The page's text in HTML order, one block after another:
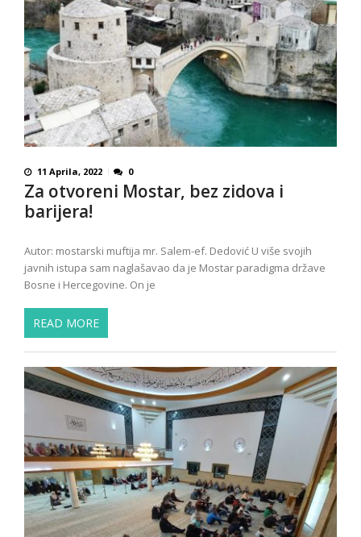
11 Aprila, 2022 0
Za otvoreni Mostar, bez zidova i
barijera!
Autor: mostarski muftija mr. Salem-ef. Dedović U više svojih
javnih istupa sam naglašavao da je Mostar paradigma države
Bosne i Hercegovine. On je
READ MORE